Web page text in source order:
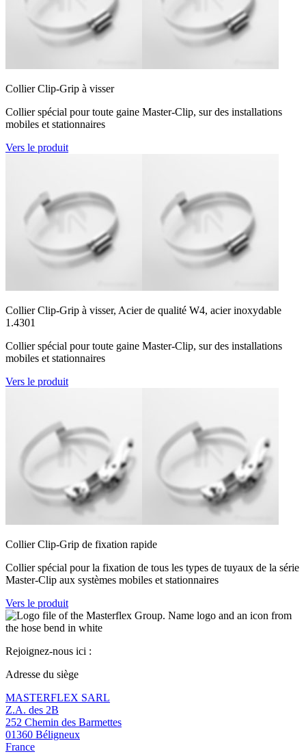
Collier Clip-Grip à visser
Collier spécial pour toute gaine Master-Clip, sur des installations
mobiles et stationnaires
Vers le produit
Collier Clip-Grip à visser, Acier de qualité W4, acier inoxydable
1.4301
Collier spécial pour toute gaine Master-Clip, sur des installations
mobiles et stationnaires
Vers le produit
Collier Clip-Grip de fixation rapide
Collier spécial pour la fixation de tous les types de tuyaux de la série
Master-Clip aux systèmes mobiles et stationnaires
Vers le produit
Rejoignez-nous ici :
Adresse du siège
MASTERFLEX SARL
Z.A. des 2B
252 Chemin des Barmettes
01360 Béligneux
France